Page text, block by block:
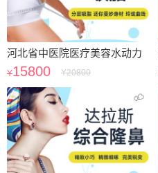
河北省中医院医疗美容水动力
吸脂-
Y15800 Y20800